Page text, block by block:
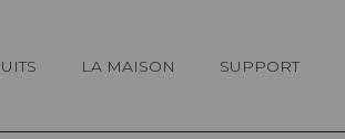
LA MAISON SUPPORT